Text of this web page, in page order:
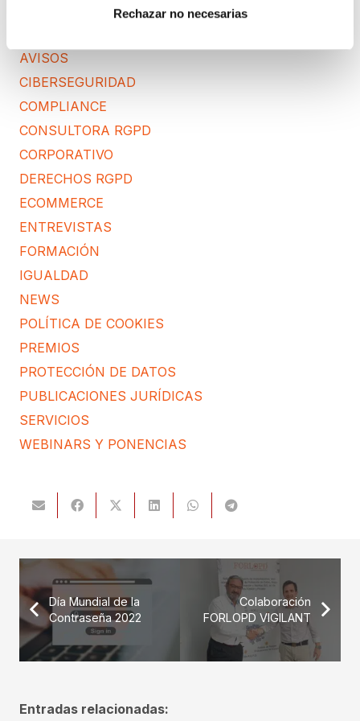
Rechazar no necesarias
AVISOS
CIBERSEGURIDAD
COMPLIANCE
CONSULTORA RGPD
CORPORATIVO
DERECHOS RGPD
ECOMMERCE
ENTREVISTAS
FORMACIÓN
IGUALDAD
NEWS
POLÍTICA DE COOKIES
PREMIOS
PROTECCIÓN DE DATOS
PUBLICACIONES JURÍDICAS
SERVICIOS
WEBINARS Y PONENCIAS
Día Mundial de la
Contraseña 2022
Colaboración
FORLOPD VIGILANT
Entradas relacionadas: